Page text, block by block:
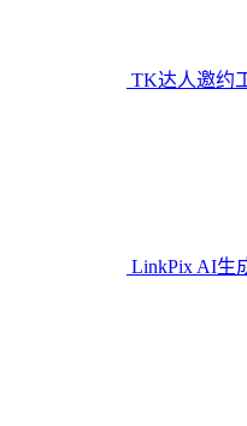
TK达人邀约
LinkPix AI生